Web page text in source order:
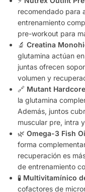
recomendado para
entrenamiento
pre-workout para
🔬 Creatina
glutamina actúan
juntas ofrecen
volumen y
🔗 Mutant
la glutamina
Además, juntos
muscular pre, intra
🌿 Omega-3 Fish
forma
recuperación es
de entrenamiento
🧪 Multivitamínico
cofactores de